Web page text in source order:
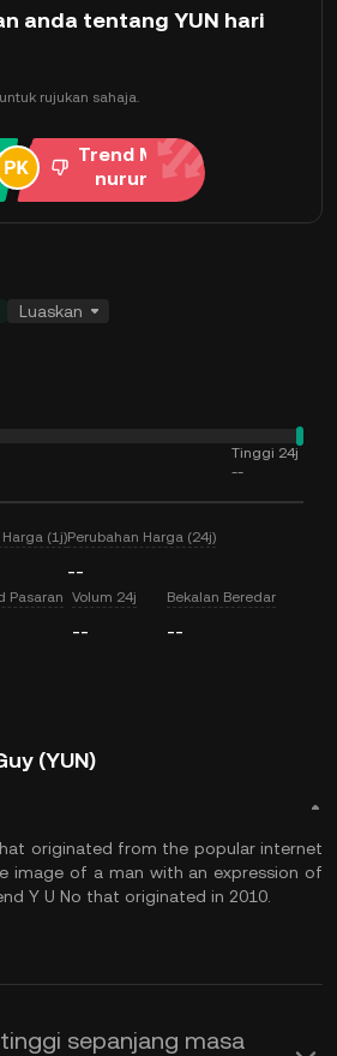
anda tentang YUN hari
rujukan sahaja.
Trend Me
nurun
Luaskan
Tinggi 24j
--
(1j)Perubahan Harga (24j)
--
Pasaran Volum 24j
--
Bekalan Beredar
--
(YUN)
originated from the popular internet
image of a man with an expression of
Y U No that originated in 2010.
sepanjang masa